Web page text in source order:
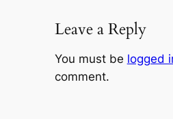
Leave a Reply
You must be logged
comment.